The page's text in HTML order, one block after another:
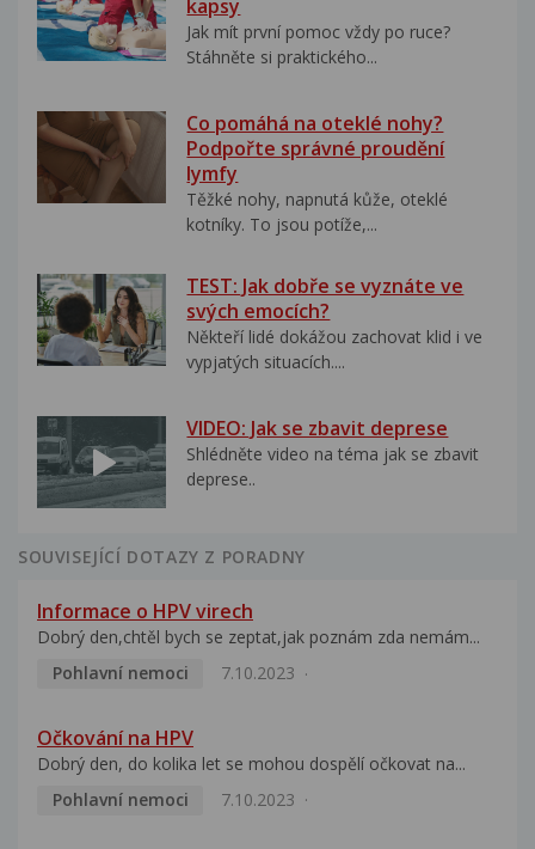
kapsy
Jak mít první pomoc vždy po ruce?
Stáhněte si praktického...
Co pomáhá na oteklé nohy?
Podpořte správné proudění
lymfy
Těžké nohy, napnutá kůže, oteklé
kotníky. To jsou potíže,...
TEST: Jak dobře se vyznáte ve
svých emocích?
Někteří lidé dokážou zachovat klid i ve
vypjatých situacích....
VIDEO: Jak se zbavit deprese
Shlédněte video na téma jak se zbavit
deprese..
SOUVISEJÍCÍ DOTAZY Z PORADNY
Informace o HPV virech
Dobrý den,chtěl bych se zeptat,jak poznám zda nemám...
Pohlavní nemoci
7.10.2023
Očkování na HPV
Dobrý den, do kolika let se mohou dospělí očkovat na...
Pohlavní nemoci
7.10.2023